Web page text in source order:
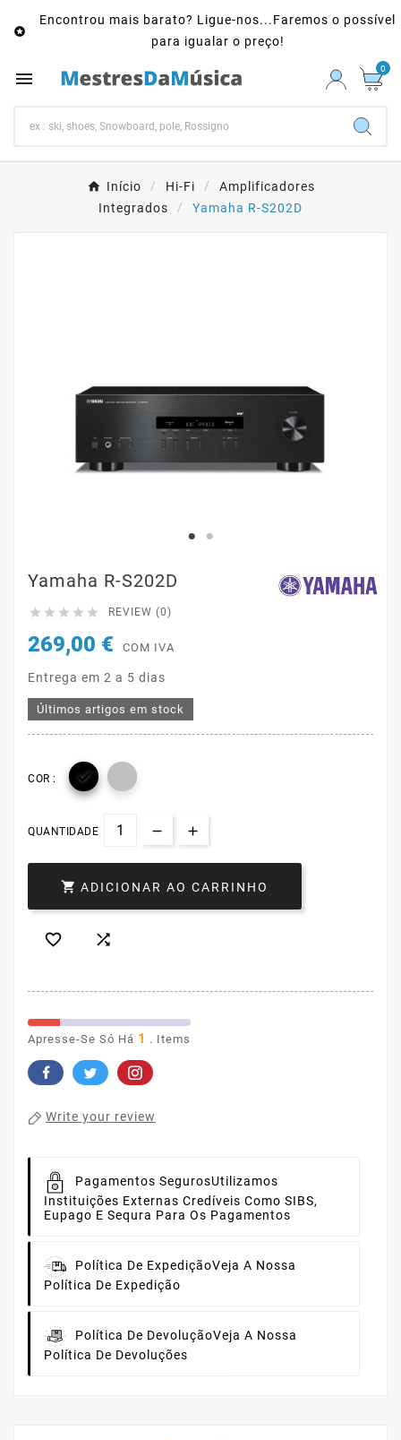

Encontrou mais barato? Ligue-nos...Faremos o possível
para igualar o preço!
 0
Início Hi-Fi
Amplificadores
Integrados
Yamaha R-S202D
Yamaha R-S202D
     REVIEW (0)
269,00 € COM IVA
Entrega em 2 a 5 dias
Últimos artigos em stock
COR : 
QUANTIDADE
 ADICIONAR AO CARRINHO
 
Apresse-Se Só Há 1 . Items
Write your review
Pagamentos SegurosUtilizamos
Instituições Externas Credíveis Como SIBS,
Eupago E Sequra Para Os Pagamentos
Política De ExpediçãoVeja A Nossa
Política De Expedição
Política De DevoluçãoVeja A Nossa
Política De Devoluções